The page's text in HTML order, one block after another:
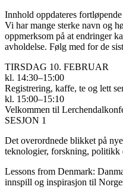
Innhold oppdateres
Vi har mange sterke navn og
oppmerksom på at endringer
avholdelse. Følg med for de
TIRSDAG 10. FEBRUAR
kl. 14:30–15:00
Registrering, kaffe, te og lett
kl. 15:00–15:10
Velkommen til
SESJON 1
Det overordnede blikket på
teknologier, forskning, politikk
Lessons from Denmark:
innspill og inspirasjon til